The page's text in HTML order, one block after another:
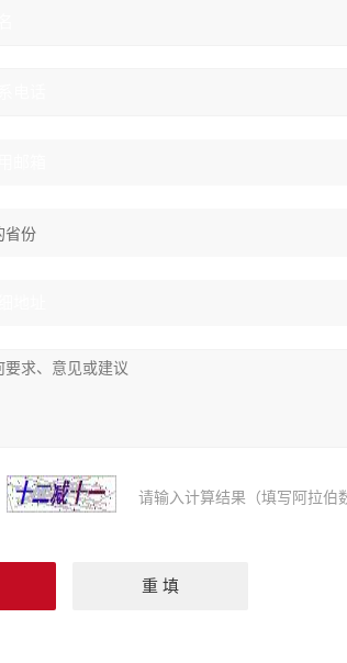
请输入计算结果（填写阿拉伯